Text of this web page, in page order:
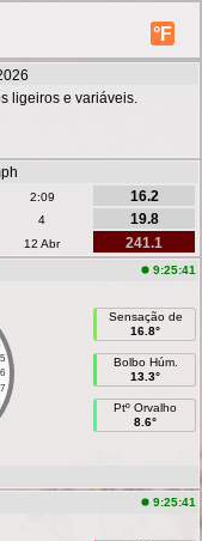
°F
ligeiros e variáveis.
2:09
16.2
4
19.8
12 Abr
241.1
9:25:41
Sensação de
16.8°
Bolbo Húm.
13.3°
Ptº Orvalho
8.6°
9:25:41